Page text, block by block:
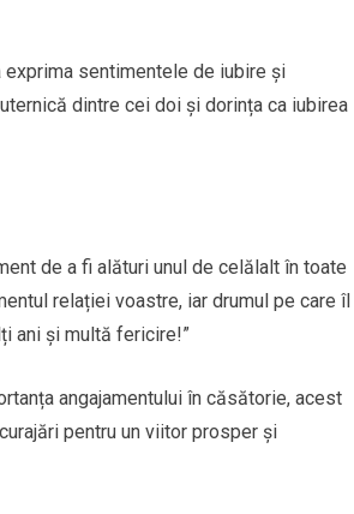
sentimentele de iubire și
dintre cei doi și dorința ca iubirea
de a fi alături unul de celălalt în toate
relației voastre, iar drumul pe care îl
ani și multă fericire!”
angajamentului în căsătorie, acest
pentru un viitor prosper și